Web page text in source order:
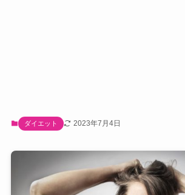
ダイエット 2023年7月4日